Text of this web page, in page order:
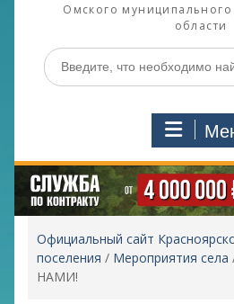
Омского
области
Поиск
по:
Официальный сайт
поселения / Мероприятия села
НАМИ!